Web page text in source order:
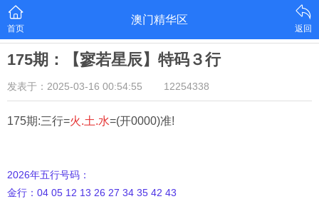
首页
澳门精华区
返回
175期：【寥若星辰】特码３行
发表于：2025-03-16 00:54:55 12254338
175期:三行=火.土.水=(开0000)准!
2026年五行号码：
金行：04 05 12 13 26 27 34 35 42 43